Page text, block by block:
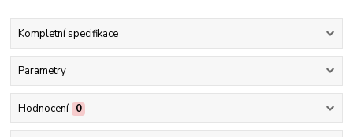
Kompletní specifikace
Parametry
Hodnocení 0